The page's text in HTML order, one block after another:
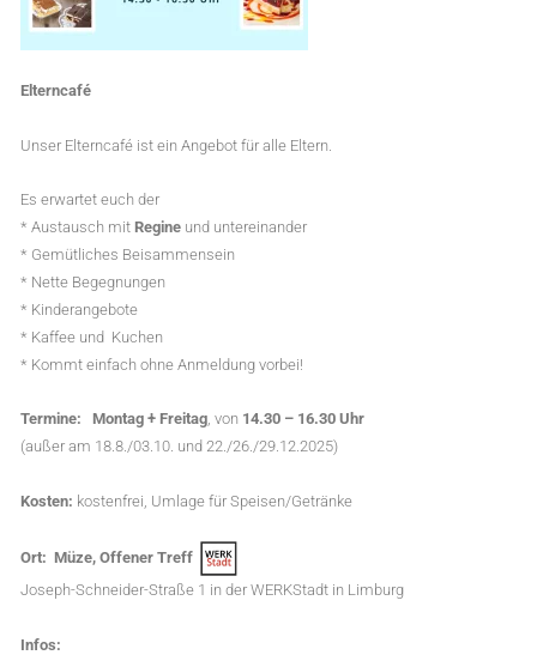
Elterncafé
Unser Elterncafé ist ein Angebot für alle Eltern.
Es erwartet euch der
* Austausch mit Regineund untereinander
* Gemütliches Beisammensein
* Nette Begegnungen
* Kinderangebote
* Kaffee und Kuchen
* Kommt einfach ohne Anmeldung vorbei!
Termine: Montag + Freitag, von 14.30 – 16.30 Uhr
(außer am 18.8./03.10. und 22./26./29.12.2025)
Kosten: kostenfrei, Umlage für Speisen/Getränke
Ort: Müze, OffenerTreff
Joseph-Schneider-Straße 1 in der WERKStadt in Limburg
Infos: